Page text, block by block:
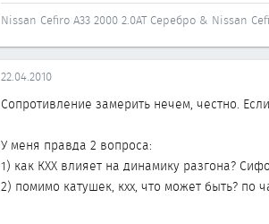
Nissan Cefiro A33 2000 2.0AT Серебро & Nissan
22.04.2010
Сопротивление замерить нечем, честно.
У меня правда 2 вопроса:
1) как КХХ влияет на динамику разгона?
2) помимо катушек, кхх, что может быть? по